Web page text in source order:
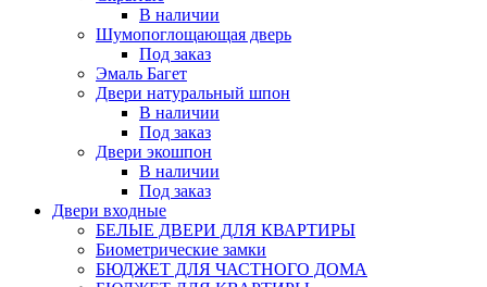
В наличии
Шумопоглощающая дверь
Под заказ
Эмаль Багет
Двери натуральный шпон
В наличии
Под заказ
Двери экошпон
В наличии
Под заказ
Двери входные
БЕЛЫЕ ДВЕРИ ДЛЯ КВАРТИРЫ
Биометрические замки
БЮДЖЕТ ДЛЯ ЧАСТНОГО ДОМА